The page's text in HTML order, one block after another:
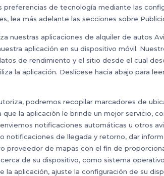
de tecnología mediante las
lea más adelante las secciones sobre
nuestras aplicaciones de alquiler de autos
aplicación en su dispositivo móvil.
de rendimiento y el sitio desde el cual
la aplicación. Deslícese hacia abajo para
podremos recopilar marcadores de
la aplicación le brinde un mejor servicio,
notificaciones automáticas u otros
notificaciones de llegada y retorno, dar
de mapas con el fin de
de su dispositivo, como sistema
aplicación, ajuste la configuración de su